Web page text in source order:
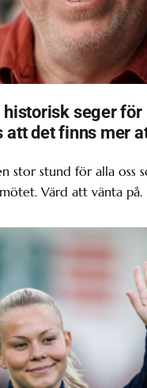
historisk seger för
att det finns mer
stor stund för alla oss
Värd att vänta på.